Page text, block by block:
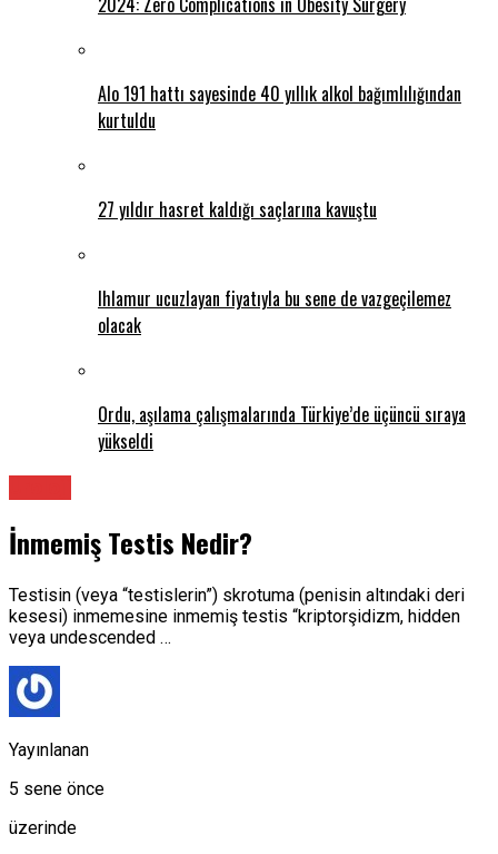
Alo 191 hattı sayesinde 40 yıllık alkol bağımlılığından
kurtuldu
27 yıldır hasret kaldığı saçlarına kavuştu
Ihlamur ucuzlayan fiyatıyla bu sene de vazgeçilemez
olacak
Ordu, aşılama çalışmalarında Türkiye’de üçüncü sıraya
yükseldi
İnmemiş Testis Nedir?
Testisin (veya “testislerin”) skrotuma (penisin altındaki deri
kesesi) inmemesine inmemiş testis “kriptorşidizm, hidden
veya undescended …
Yayınlanan
5 sene önce
üzerinde